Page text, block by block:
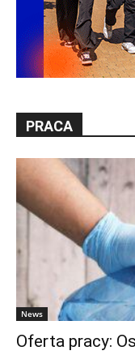
PRACA
News
Oferta pracy: